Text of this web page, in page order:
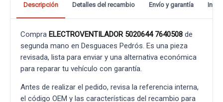
Descripción Detalles del recambio Envío y garantía
Compra ELECTROVENTILADOR 5020644 7640508 de
segunda mano en Desguaces Pedrós. Es una pieza
revisada, lista para enviar y una alternativa económica
para reparar tu vehículo con garantía.
Antes de realizar el pedido, revisa la referencia interna,
el código OEM y las características del recambio para